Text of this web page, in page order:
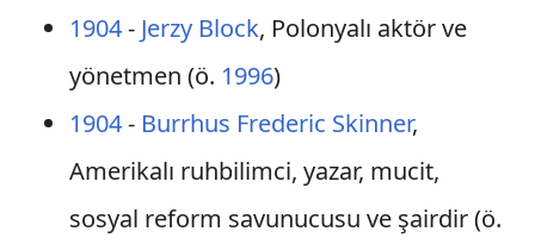
1904- Jerzy Block, Polonyalı aktör ve
yönetmen (ö. 1996)
1904- Burrhus Frederic Skinner,
Amerikalı ruhbilimci, yazar, mucit,
sosyal reform savunucusu ve şairdir (ö.